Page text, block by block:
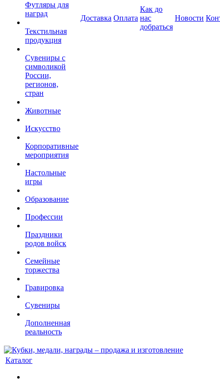
Футляры для
наград
Текстильная
продукция
Сувениры с
символикой
России,
регионов,
стран
Животные
Искусство
Корпоративные
мероприятия
Настольные
игры
Образование
Профессии
Праздники
родов войск
Семейные
торжества
Гравировка
Сувениры
Дополненная
реальность
Доставка Оплата
Как до
нас
добраться
Новости
Каталог